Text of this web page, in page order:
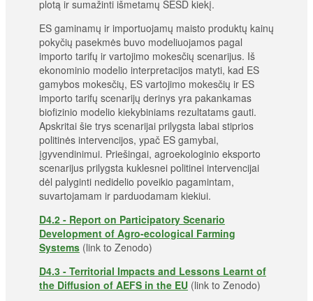
plotą ir sumažinti išmetamų ŠESD kiekį.
ES gaminamų ir importuojamų maisto produktų kainų
pokyčių pasekmės buvo modeliuojamos pagal
importo tarifų ir vartojimo mokesčių scenarijus. Iš
ekonominio modelio interpretacijos matyti, kad ES
gamybos mokesčių, ES vartojimo mokesčių ir ES
importo tarifų scenarijų derinys yra pakankamas
biofizinio modelio kiekybiniams rezultatams gauti.
Apskritai šie trys scenarijai prilygsta labai stiprios
politinės intervencijos, ypač ES gamybai,
įgyvendinimui. Priešingai, agroekologinio eksporto
scenarijus prilygsta kuklesnei politinei intervencijai
dėl palyginti nedidelio poveikio pagamintam,
suvartojamam ir parduodamam kiekiui.
D4.2 - Report on Participatory Scenario
Development of Agro-ecological Farming
Systems (link to Zenodo)
D4.3 - Territorial Impacts and Lessons Learnt of
the Diffusion of AEFS in the EU (link to Zenodo)